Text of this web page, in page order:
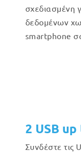
σχεδιασμένη
δεδομένων
smartphone
2 USB
Συνδέστε τις